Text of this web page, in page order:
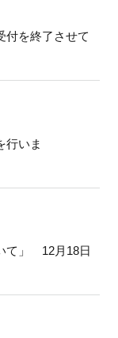
付を終了させて
行いま
て」 12月18日